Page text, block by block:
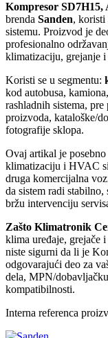
Kompresor SD7H15,
brenda Sanden, koristi
sistemu. Proizvod je
profesionalno
klimatizaciju, grejanje
Koristi se u segmentu:
kod autobusa,
rashladnih sistema,
proizvoda, kataloške/
fotografije sklopa.
Ovaj artikal je
klimatizaciju i HVAC
druga komercijalna
da sistem radi
bržu intervenciju
Zašto Klimatronik
klima uređaje, grejače
niste sigurni da li je
odgovarajući deo za
dela, MPN/
kompatibilnosti.
Interna referenca